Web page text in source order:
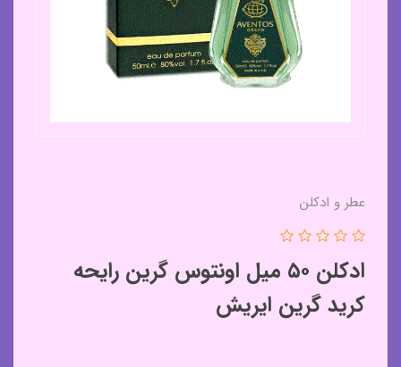
عطر و ادکلن
ادکلن ۵۰ میل اونتوس گرین رایحه
کرید گرین ایریش